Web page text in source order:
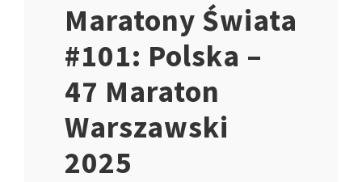
Maratony Świata
#101: Polska –
47 Maraton
Warszawski
2025